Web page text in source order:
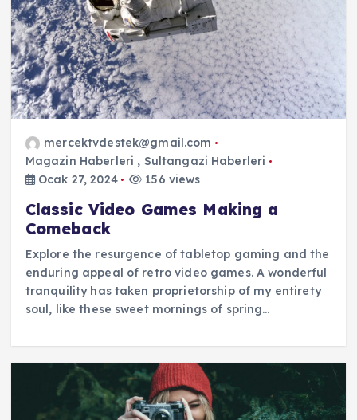
mercektvdestek@gmail.com
Magazin Haberleri , Sultangazi Haberleri
Ocak 27, 2024
156 views
Classic Video Games Making a
Comeback
Explore the resurgence of tabletop gaming and the
enduring appeal of retro video games. A wonderful
tranquility has taken proprietorship of my entirety
soul, like these sweet mornings of spring…